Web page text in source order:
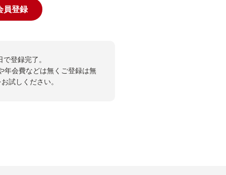
員登録
登録完了。
年会費などは無くご登録は無
試しください。